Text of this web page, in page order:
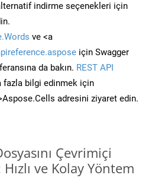
indirme seçenekleri için
ve <a
için Swagger
da bakın. REST API
fazla bilgi edinmek için
adresini ziyaret edin.
Çevrimiçi
ve Kolay Yöntem